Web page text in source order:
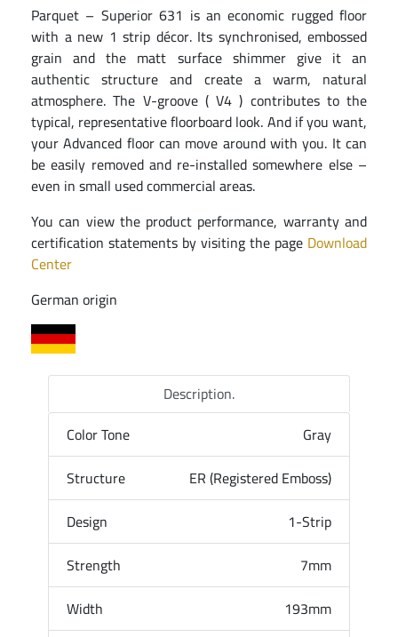
Parquet – Superior 631 is an economic rugged floor
with a new 1 strip décor. Its synchronised, embossed
grain and the matt surface shimmer give it an
authentic structure and create a warm, natural
atmosphere. The V-groove ( V4 ) contributes to the
typical, representative floorboard look. And if you want,
your Advanced floor can move around with you. It can
be easily removed and re-installed somewhere else –
even in small used commercial areas.
You can view the product performance, warranty and
certification statements by visiting the page Download
Center
German origin
Description.
Color Tone
Gray
Structure
ER (Registered Emboss)
Design
1-Strip
Strength
7mm
Width
193mm